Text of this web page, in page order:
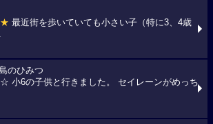
最近街を歩いていても小さい子（特に3、4歳
のひみつ
☆ 小6の子供と行きました。 セイレーンがめっち